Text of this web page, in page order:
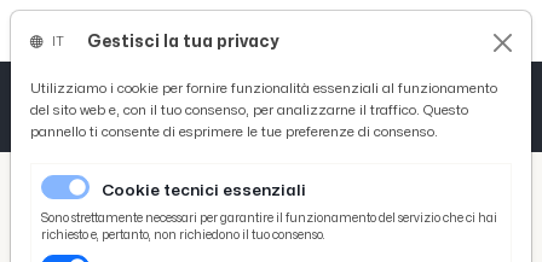
/ Picenotime
/ Ascoli Time
Crotone al lavoro in vista dell'Ascoli. Distorsione alla caviglia per l'esterno sinistro Sala
Gestisci la tua privacy
Utilizziamo i cookie per fornire funzionalità essenziali al funzionamento
del sito web e, con il tuo consenso, per analizzarne il traffico. Questo
pannello ti consente di esprimere le tue preferenze di consenso.
Cookie tecnici essenziali
Sono strettamente necessari per garantire il funzionamento del servizio che ci hai
richiesto e, pertanto, non richiedono il tuo consenso.
Tutto News
Tutto Sport
Basket
Tutto Curiosità